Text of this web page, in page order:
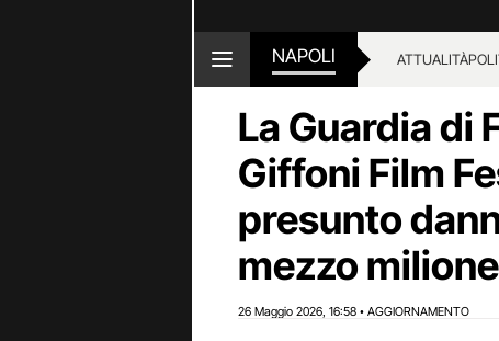
NAPOLI ATTUALITÀ
La Guardia di
Giffoni Film
presunto
mezzo
26 Maggio 2026 16:58 • AGGIORNAMENTO